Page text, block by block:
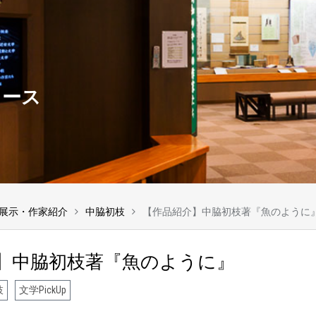
ス
示・作家紹介 中脇初枝 【作品紹介】中脇初枝著『魚のように
中脇初枝著『魚のように』
文学PickUp